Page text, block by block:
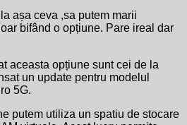
așa ceva ,sa putem marii
bifând o opțiune. Pare ireal dar
aceasta opțiune sunt cei de la
un update pentru modelul
5G.
putem utiliza un spatiu de stocare